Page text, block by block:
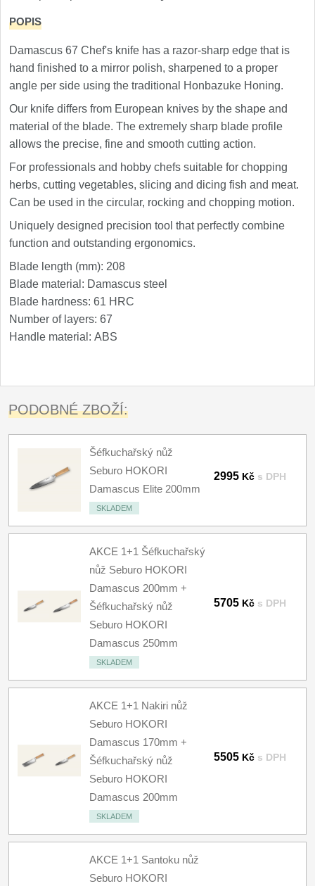
Nože Samura Bamboo 1
Ostřiče nožů V-Sharp
Brousky na nože
Doplňky a díly
Doprodej 11
Dárky 4
Značky 4
POPIS
Damascus 67 Chef's knife has a razor-sharp edge that is
hand finished to a mirror polish, sharpened to a proper
angle per side using the traditional Honbazuke Honing.
Our knife differs from European knives by the shape and
material of the blade. The extremely sharp blade profile
allows the precise, fine and smooth cutting action.
For professionals and hobby chefs suitable for chopping
herbs, cutting vegetables, slicing and dicing fish and meat.
Can be used in the circular, rocking and chopping motion.
Uniquely designed precision tool that perfectly combine
function and outstanding ergonomics.
Blade length (mm): 208
Blade material: Damascus steel
Blade hardness: 61 HRC
Number of layers: 67
Handle material: ABS
PODOBNÉ ZBOŽÍ:
Šéfkuchařský nůž
Seburo HOKORI
Damascus Elite 200mm
SKLADEM
2995 Kč s DPH
AKCE 1+1 Šéfkuchařský
nůž Seburo HOKORI
Damascus 200mm +
Šéfkuchařský nůž
Seburo HOKORI
Damascus 250mm
SKLADEM
5705 Kč s DPH
AKCE 1+1 Nakiri nůž
Seburo HOKORI
Damascus 170mm +
Šéfkuchařský nůž
Seburo HOKORI
Damascus 200mm
SKLADEM
5505 Kč s DPH
AKCE 1+1 Santoku nůž
Seburo HOKORI